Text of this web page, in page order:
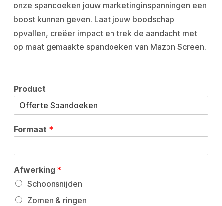
onze spandoeken jouw marketinginspanningen een
boost kunnen geven. Laat jouw boodschap
opvallen, creëer impact en trek de aandacht met
op maat gemaakte spandoeken van Mazon Screen.
Product
Formaat *
Afwerking *
Schoonsnijden
Zomen & ringen